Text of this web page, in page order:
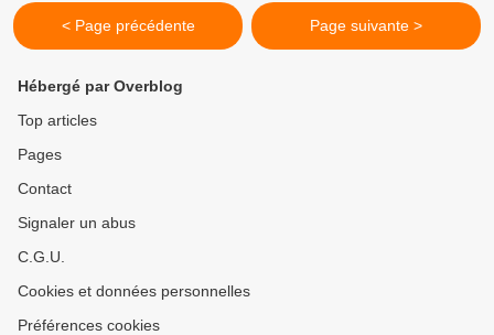
< Page précédente Page suivante >
Hébergé par Overblog
Top articles
Pages
Contact
Signaler un abus
C.G.U.
Cookies et données personnelles
Préférences cookies